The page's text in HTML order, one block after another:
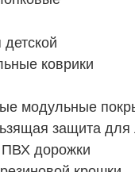
коврики
модульные
защита
дорожки